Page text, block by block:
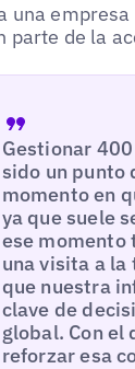
una
parte de la
Gestionar
sido un punto
momento en
ya que suele
ese momento
una visita a
que nuestra
clave de
global. Con el
reforzar esa